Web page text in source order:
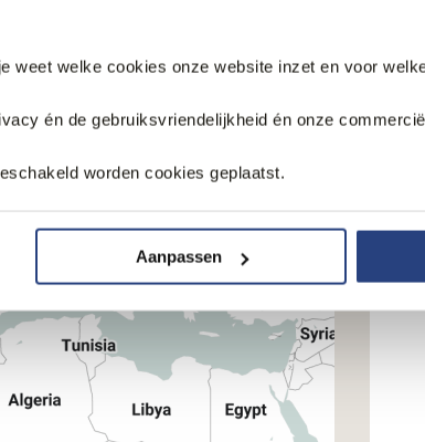
weet welke cookies onze website inzet en voor
én de gebruiksvriendelijkheid én onze
worden cookies geplaatst.
Aanpassen